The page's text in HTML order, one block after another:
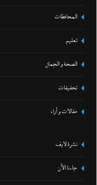
المحافظات
تعليم
الصحة و الجمال
تحقيقات
مقالات و أراء
نشرة لايف
جاءنا الآن